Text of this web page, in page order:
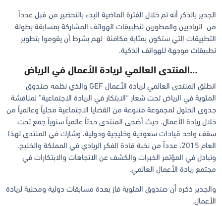
الجدير بالذكر أنه تم خلال الفترة الماضية البدء بالتحضير من قبل عدداً
من الرياديين والمطورين لتطبيقات الهواتف المشاركة بمسابقة بطولة
التطبيقات التي ستكون بمثابة مكافئة لهم بشرط أن يقوموا بتطوير
تطبيقات موجهة للهواتف الذكية.
…المنتدى العالمي لريادة الأعمال في الرياض
انطلق المنتدى العالمي لريادة الأعمال GEF والذي نظمه صندوق
المئوية في الرياض تحت شعار “الابتكار في الريادة الاجتماعية” لمناقشة
جدوى الحلول لمجموعة متنوعة من القضايا الاجتماعية محلياً وعالمياً من
خلال ريادة الأعمال. حيث أضحى المنتدى حدثاً عالمياً سنوياً جمع تحت
سقف واحد قيادات سعودية وخليجية ودولية، وشارك في المنتدى لهذا
العام 2015، عدداً من نخبة قادة الفكر الريادي في المملكة والخليج.
وتبادل في المؤتمر الخبرات والكشف عن الاتجاهات والابتكارات في
مجتمع ريادة الأعمال العالمي.
والجدير ذكره أن صندوق المئوية فاز بعدة مسابقات دولية ومحلية لريادة
الأعمال.